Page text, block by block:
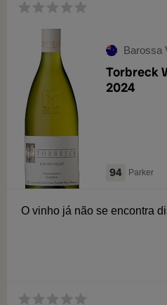
Barossa
Torbreck
2024
94 Parker
O vinho já não se encontra